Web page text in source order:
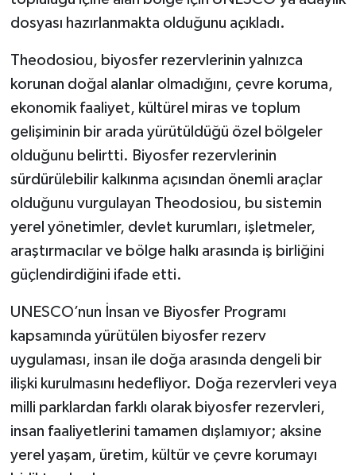
dosyası hazırlanmakta olduğunu açıkladı.
Theodosiou, biyosfer rezervlerinin yalnızca
korunan doğal alanlar olmadığını, çevre koruma,
ekonomik faaliyet, kültürel miras ve toplum
gelişiminin bir arada yürütüldüğü özel bölgeler
olduğunu belirtti. Biyosfer rezervlerinin
sürdürülebilir kalkınma açısından önemli araçlar
olduğunu vurgulayan Theodosiou, bu sistemin
yerel yönetimler, devlet kurumları, işletmeler,
araştırmacılar ve bölge halkı arasında iş birliğini
güçlendirdiğini ifade etti.
UNESCO’nun İnsan ve Biyosfer Programı
kapsamında yürütülen biyosfer rezerv
uygulaması, insan ile doğa arasında dengeli bir
ilişki kurulmasını hedefliyor. Doğa rezervleri veya
milli parklardan farklı olarak biyosfer rezervleri,
insan faaliyetlerini tamamen dışlamıyor; aksine
yerel yaşam, üretim, kültür ve çevre korumayı